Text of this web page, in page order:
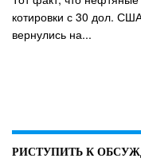
котировки с 30 дол.
вернулись на...
РИСТУПИТЬ К